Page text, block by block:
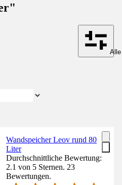
Wandspeicher Leov rund 80
Liter
Durchschnittliche Bewertung:
2.1 von 5 Sternen. 23
Bewertungen.